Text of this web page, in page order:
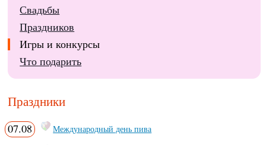
Свадьбы
Праздников
Игры и конкурсы
Что подарить
Праздники
07.08 Международный день пива